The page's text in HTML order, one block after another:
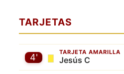
TARJETAS
TARJETA AMARILLA
Jesús C
4'